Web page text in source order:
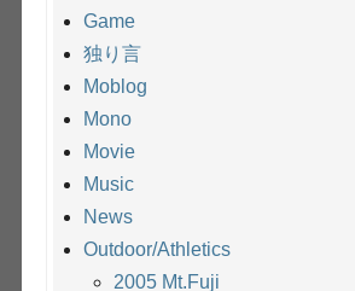
Game
独り言
Moblog
Mono
Movie
Music
News
Outdoor/Athletics
2005 Mt.Fuji